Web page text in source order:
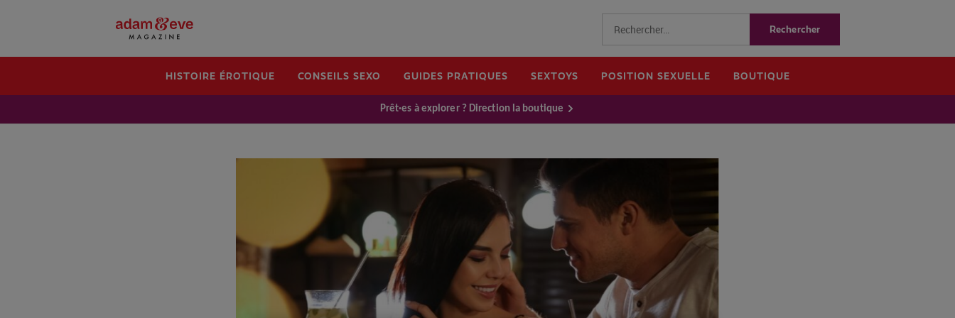
HISTOIRE ÉROTIQUE CONSEILS SEXO GUIDES PRATIQUES SEXTOYS POSITION SEXUELLE BOUTIQUE
Prêt·es à explorer ? Direction la boutique